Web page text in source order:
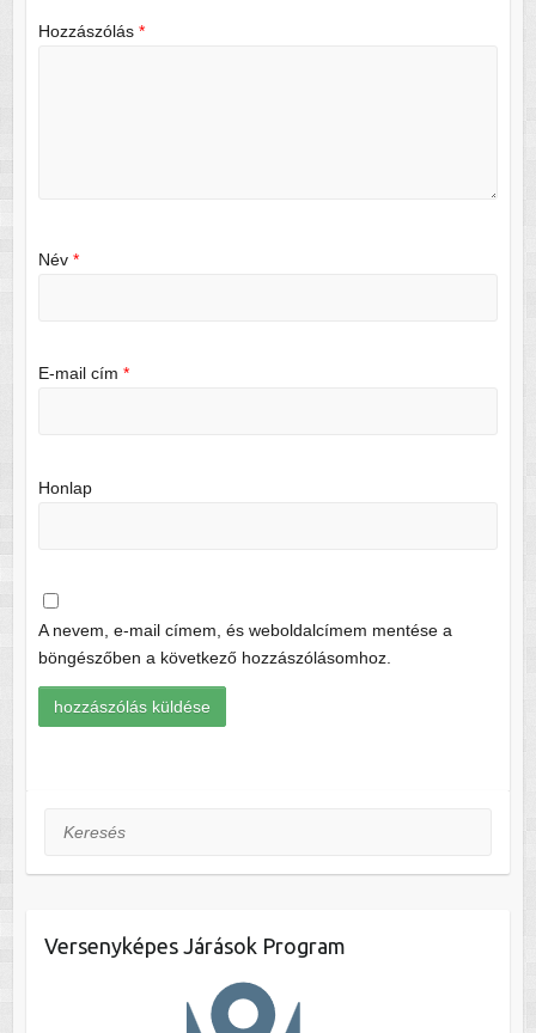
Hozzászólás *
Név *
E-mail cím *
Honlap
A nevem, e-mail címem, és weboldalcímem mentése a
böngészőben a következő hozzászólásomhoz.
Keresés
Versenyképes Járások Program